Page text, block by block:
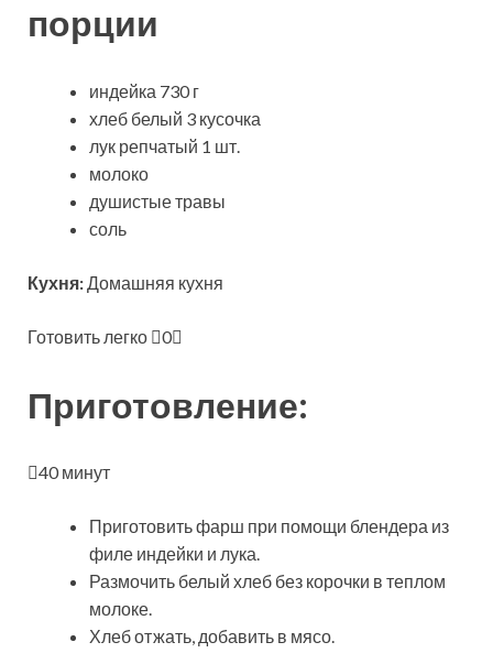
порции
индейка 730 г
хлеб белый 3 кусочка
лук репчатый 1 шт.
молоко
душистые травы
соль
Кухня: Домашняя кухня
Готовить легко 0
Приготовление:
40 минут
Приготовить фарш при помощи блендера из
филе индейки и лука.
Размочить белый хлеб без корочки в теплом
молоке.
Хлеб отжать, добавить в мясо.